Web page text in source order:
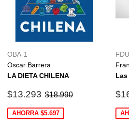
OBA-1
Oscar Barrera
LA DIETA CHILENA
Precio
oferta
$13.293 $13.293
Precio habitual
$18.990
AHORRA $5.697
Las